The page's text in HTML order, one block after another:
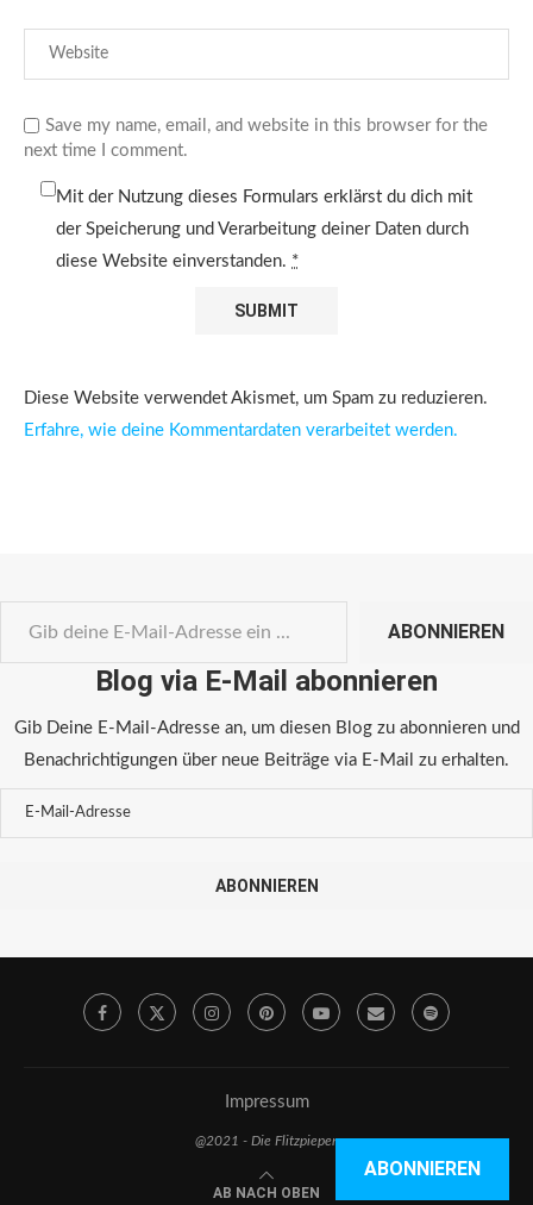
Save my name, email, and website in this browser for the
next time I comment.
Mit der Nutzung dieses Formulars erklärst du dich mit
der Speicherung und Verarbeitung deiner Daten durch
diese Website einverstanden. *
Diese Website verwendet Akismet, um Spam zu reduzieren.
Erfahre, wie deine Kommentardaten verarbeitet werden.
ABONNIEREN
Blog via E-Mail abonnieren
Gib Deine E-Mail-Adresse an, um diesen Blog zu abonnieren und
Benachrichtigungen über neue Beiträge via E-Mail zu erhalten.
ABONNIEREN
Impressum
@2021 - Die Flitzpiepen
AB NACH OBEN
ABONNIEREN